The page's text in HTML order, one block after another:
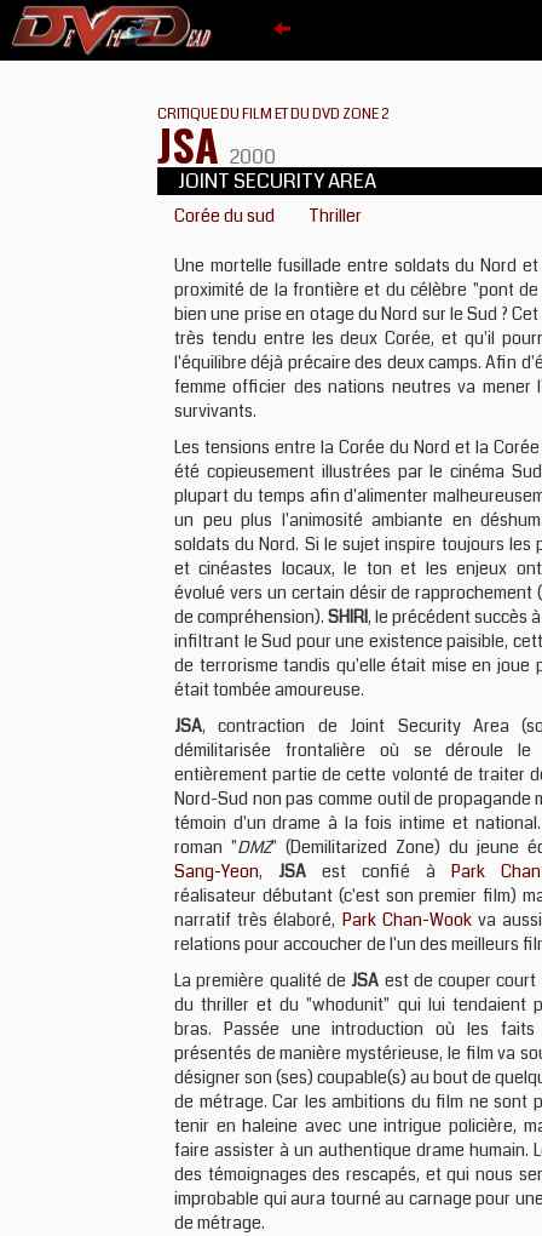
CRITIQUE DU FILM ET DU DVD ZONE 2
JSA 2000
JOINT SECURITY AREA
Corée du sud Thriller
Une mortelle fusillade entre soldats du Nord
proximité de la frontière et du célèbre "pont
bien une prise en otage du Nord sur le Sud ?
très tendu entre les deux Corée, et qu'il
l'équilibre déjà précaire des deux camps. Afin
femme officier des nations neutres va
survivants.
Les tensions entre la Corée du Nord et la
été copieusement illustrées par le cinéma
plupart du temps afin d'alimenter
un peu plus l'animosité ambiante en
soldats du Nord. Si le sujet inspire toujours les
et cinéastes locaux, le ton et les enjeux
évolué vers un certain désir de rapprochement
de compréhension). SHIRI, le précédent succès
infiltrant le Sud pour une existence paisible,
de terrorisme tandis qu'elle était mise en
était tombée amoureuse.
JSA, contraction de Joint Security Area
démilitarisée frontalière où se déroule
entièrement partie de cette volonté de traiter
Nord-Sud non pas comme outil de propagande
témoin d'un drame à la fois intime et
roman "DMZ" (Demilitarized Zone) du jeune
Sang-Yeon, JSA est confié à Park
réalisateur débutant (c'est son premier film)
narratif très élaboré, Park Chan-Wookva
relations pour accoucher de l'un des meilleurs
La première qualité deJSA est de couper
du thriller et du "whodunit" qui lui tendaient
bras. Passée une introduction où les
présentés de manière mystérieuse, le film va
désigner son (ses) coupable(s) au bout de
de métrage. Car les ambitions du film ne sont
tenir en haleine avec une intrigue policière,
faire assister à un authentique drame
des témoignages des rescapés, et qui nous
improbable qui aura tourné au carnage pour
de métrage.